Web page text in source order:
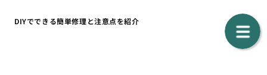
DIYでできる簡単修理と注意点を紹介